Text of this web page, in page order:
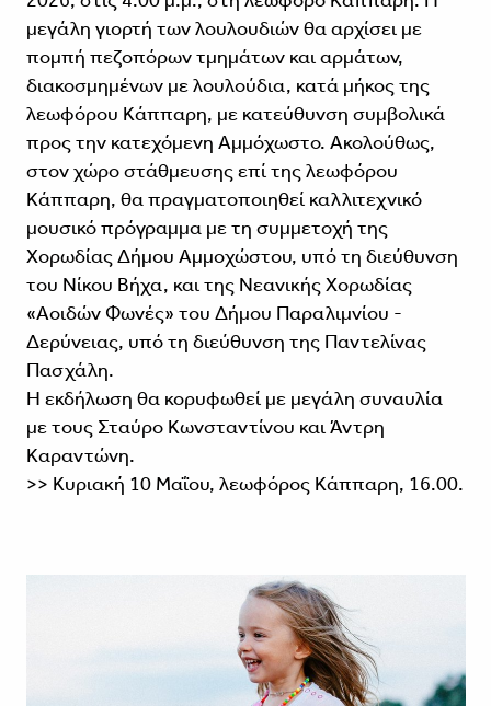
μεγάλη γιορτή των λουλουδιών θα αρχίσει με
πομπή πεζοπόρων τμημάτων και αρμάτων,
διακοσμημένων με λουλούδια, κατά μήκος της
λεωφόρου Κάππαρη, με κατεύθυνση συμβολικά
προς την κατεχόμενη Αμμόχωστο. Ακολούθως,
στον χώρο στάθμευσης επί της λεωφόρου
Κάππαρη, θα πραγματοποιηθεί καλλιτεχνικό
μουσικό πρόγραμμα με τη συμμετοχή της
Χορωδίας Δήμου Αμμοχώστου, υπό τη διεύθυνση
του Νίκου Βήχα, και της Νεανικής Χορωδίας
«Αοιδών Φωνές» του Δήμου Παραλιμνίου -
Δερύνειας, υπό τη διεύθυνση της Παντελίνας
Πασχάλη.
Η εκδήλωση θα κορυφωθεί με μεγάλη συναυλία
με τους Σταύρο Κωνσταντίνου και Άντρη
Καραντώνη.
>> Κυριακή 10 Μαΐου, λεωφόρος Κάππαρη, 16.00.